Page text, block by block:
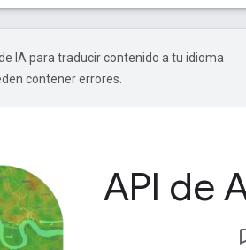
IA para traducir contenido a tu idioma
contener errores.
API de